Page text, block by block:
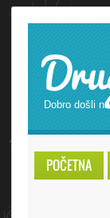
Dobro došli
POČETNA